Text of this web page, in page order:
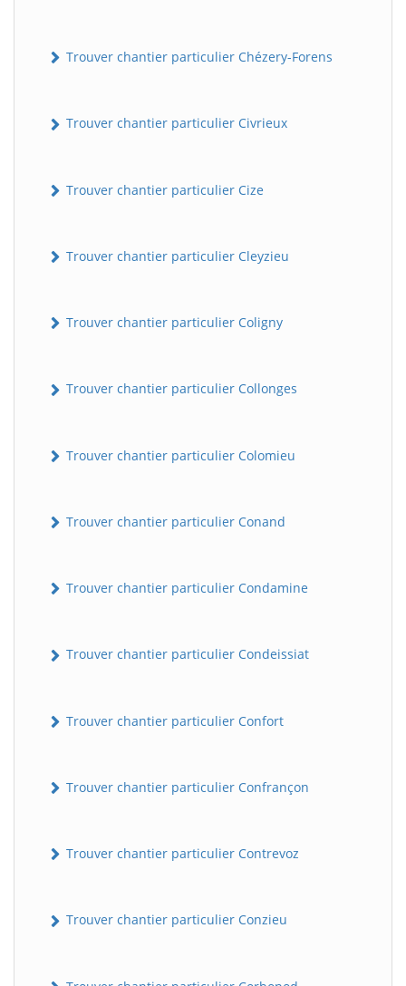
Trouver chantier particulier Chézery-Forens
Trouver chantier particulier Civrieux
Trouver chantier particulier Cize
Trouver chantier particulier Cleyzieu
Trouver chantier particulier Coligny
Trouver chantier particulier Collonges
Trouver chantier particulier Colomieu
Trouver chantier particulier Conand
Trouver chantier particulier Condamine
Trouver chantier particulier Condeissiat
Trouver chantier particulier Confort
Trouver chantier particulier Confrançon
Trouver chantier particulier Contrevoz
Trouver chantier particulier Conzieu
BatiWebPro